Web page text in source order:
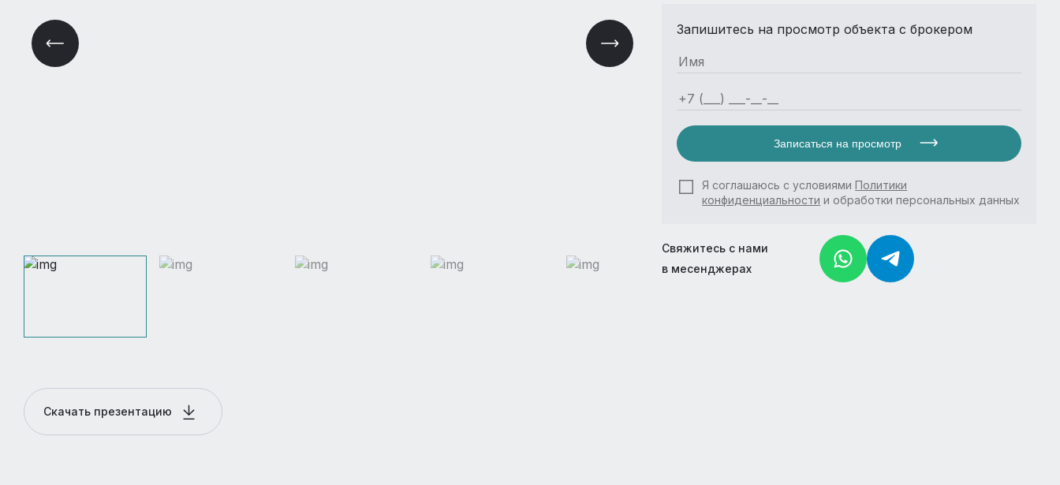
Скачать презентацию
Запишитесь на просмотр объекта с брокером
Записаться на просмотр
Я соглашаюсь с условиямиПолитики
конфиденциальности и обработки персональных данных
Свяжитесь с нами
в месенджерах